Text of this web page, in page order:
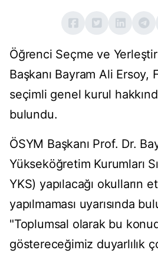
Öğrenci Seçme ve
Başkanı Bayram Ali Ersoy,
seçimli genel kurul
bulundu.
ÖSYM Başkanı Prof. Dr.
Yükseköğretim Kurumları
YKS) yapılacağı okulların
yapılmaması uyarısında
"Toplumsal olarak bu
göstereceğimiz duyarlılık